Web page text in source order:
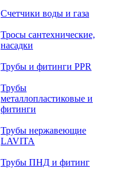
Счетчики воды и газа
Тросы сантехнические,
насадки
Трубы и фитинги PPR
Трубы
металлопластиковые и
фитинги
Трубы нержавеющие
LAVITA
Трубы ПНД и фитинг